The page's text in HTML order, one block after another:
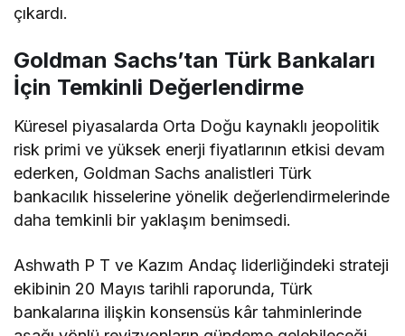
çıkardı.
Goldman Sachs’tan Türk Bankaları
İçin Temkinli Değerlendirme
Küresel piyasalarda Orta Doğu kaynaklı jeopolitik
risk primi ve yüksek enerji fiyatlarının etkisi devam
ederken, Goldman Sachs analistleri Türk
bankacılık hisselerine yönelik değerlendirmelerinde
daha temkinli bir yaklaşım benimsedi.
Ashwath P T ve Kazım Andaç liderliğindeki strateji
ekibinin 20 Mayıs tarihli raporunda, Türk
bankalarına ilişkin konsensüs kâr tahminlerinde